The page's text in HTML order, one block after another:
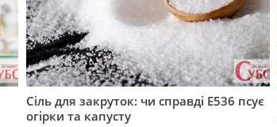
Сіль для закруток: чи справді Е536 псує
огірки та капусту